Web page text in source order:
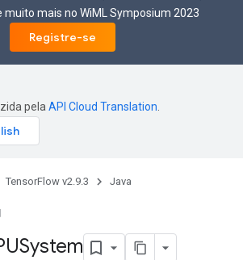
muito mais no WiML Symposium 2023
Registre-se
pela API Cloud Translation
TensorFlow v2.9.3 Java